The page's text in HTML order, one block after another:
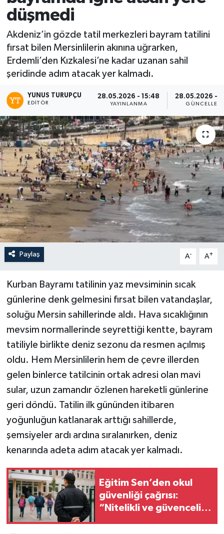
düşmedi
Akdeniz’in gözde tatil merkezleri bayram tatilini
fırsat bilen Mersinlilerin akınına uğrarken,
Erdemli’den Kızkalesi’ne kadar uzanan sahil
şeridinde adım atacak yer kalmadı.
YUNUS TURUPÇU
EDITÖR
28.05.2026 - 15:48
YAYINLANMA
28.05.2026 -
Paylaş A- A+
Kurban Bayramı tatilinin yaz mevsiminin sıcak
günlerine denk gelmesini fırsat bilen vatandaşlar,
soluğu Mersin sahillerinde aldı. Hava sıcaklığının
mevsim normallerinde seyrettiği kentte, bayram
tatiliyle birlikte deniz sezonu da resmen açılmış
oldu. Hem Mersinlilerin hem de çevre illerden
gelen binlerce tatilcinin ortak adresi olan mavi
sular, uzun zamandır özlenen hareketli günlerine
geri döndü. Tatilin ilk gününden itibaren
yoğunluğun katlanarak arttığı sahillerde,
şemsiyeler ardı ardına sıralanırken, deniz
kenarında adeta adım atacak yer kalmadı.
Eğitim Sen’den okul
güvenliği çağrısı:
“Nitelikli ve güvenceli